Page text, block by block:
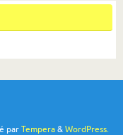
parTempera&WordPress.